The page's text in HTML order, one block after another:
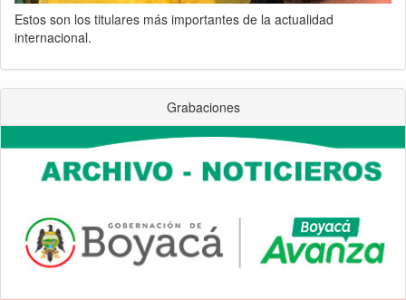
Estos son los titulares más importantes de la actualidad
internacional.
Grabaciones